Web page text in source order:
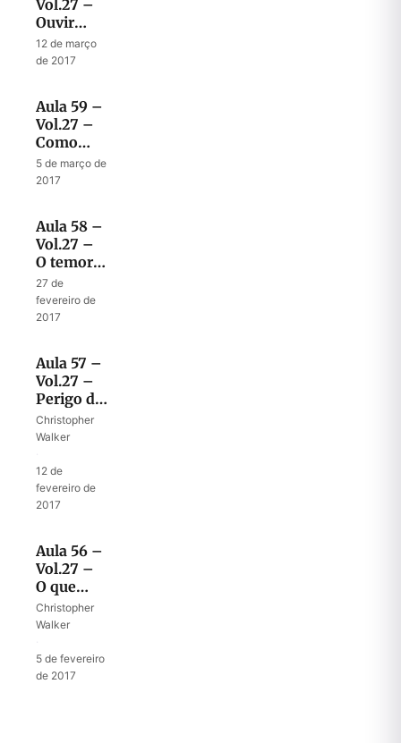
Vol.27 –
Ouvir
para
obedecer
12 de março
de 2017
Aula 59 –
Vol.27 –
Como
receber o
temor do
5 de março de
2017
Aula 58 –
Vol.27 –
O temor
certo e o
temor
errado
27 de
fevereiro de
2017
Aula 57 –
Vol.27 –
Perigo de
ficar fora
do
de Deus
na Nova
Aliança
Christopher
Walker
12 de
fevereiro de
2017
Aula 56 –
Vol.27 –
O que
significa
ser levado
cativeiro
Christopher
Walker
5 de fevereiro
de 2017